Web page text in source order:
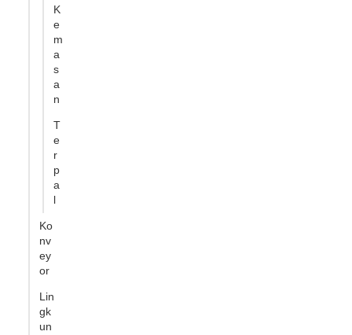
K
e
m
a
s
a
n
T
e
r
p
a
l
Ko
nv
ey
or
Lin
gk
un